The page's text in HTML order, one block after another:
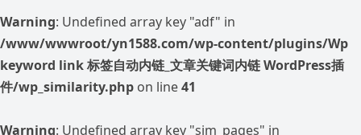
Warning: Undefined array key "adf" in
/www/wwwroot/yn1588.com/wp-content/plugins/Wp
keyword link 标签自动内链_文章关键词内链 WordPress插
件/wp_similarity.php on line41
Warning: Undefined array key "sim_pages" in